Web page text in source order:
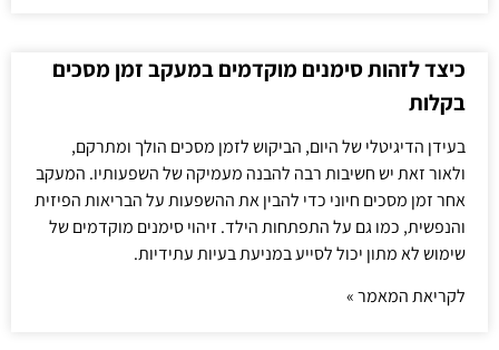
כיצד לזהות סימנים מוקדמים במעקב זמן מסכים
בקלות
בעידן הדיגיטלי של היום, הביקוש לזמן מסכים הולך ומתרקם,
ולאור זאת יש חשיבות רבה להבנה מעמיקה של השפעותיו. המעקב
אחר זמן מסכים חיוני כדי להבין את ההשפעות על הבריאות הפיזית
והנפשית, כמו גם על התפתחות הילד. זיהוי סימנים מוקדמים של
שימוש לא מתון יכול לסייע במניעת בעיות עתידיות.
לקריאת המאמר »